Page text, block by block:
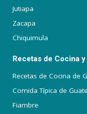
Jutiapa
Zacapa
Chiquimula
Recetas de Cocina
Recetas de Cocina de
Comida Típica de
Fiambre